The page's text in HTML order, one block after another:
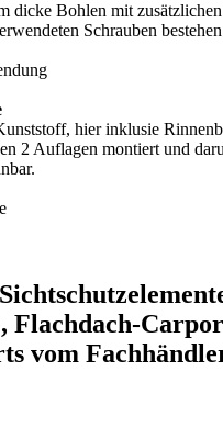
dicke Bohlen mit zusätzlichen
Schrauben
hier inklusie
2 Auflagen montiert und
Flachdach-
vom